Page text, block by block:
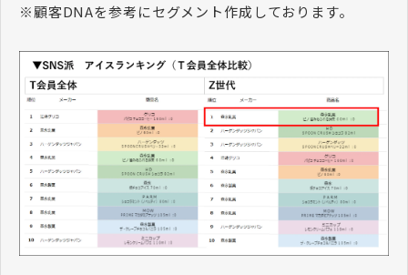
※顧客DNAを参考にセグメント作成しております。